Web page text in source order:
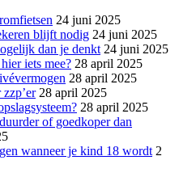
24 juni 2025
blijft nodig 24 juni 2025
dan je denkt 24 juni 2025
iets mee? 28 april 2025
28 april 2025
28 april 2025
28 april 2025
of goedkoper dan
wanneer je kind 18 wordt 2